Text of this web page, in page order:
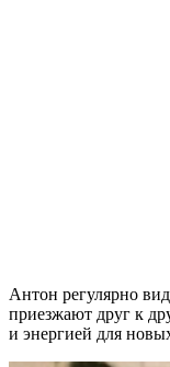
Антон регулярно
приезжают друг к
и энергией для